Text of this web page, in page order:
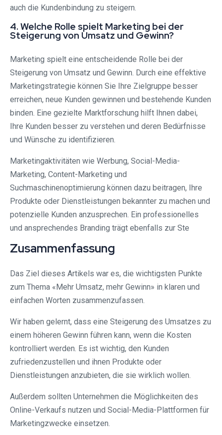
auch die Kundenbindung zu steigern.
4. Welche Rolle spielt Marketing bei der
Steigerung von Umsatz und Gewinn?
Marketing spielt eine entscheidende Rolle bei der
Steigerung von Umsatz und Gewinn. Durch eine effektive
Marketingstrategie können Sie Ihre Zielgruppe besser
erreichen, neue Kunden gewinnen und bestehende Kunden
binden. Eine gezielte Marktforschung hilft Ihnen dabei,
Ihre Kunden besser zu verstehen und deren Bedürfnisse
und Wünsche zu identifizieren.
Marketingaktivitäten wie Werbung, Social-Media-
Marketing, Content-Marketing und
Suchmaschinenoptimierung können dazu beitragen, Ihre
Produkte oder Dienstleistungen bekannter zu machen und
potenzielle Kunden anzusprechen. Ein professionelles
und ansprechendes Branding trägt ebenfalls zur Ste
Zusammenfassung
Das Ziel dieses Artikels war es, die wichtigsten Punkte
zum Thema «Mehr Umsatz, mehr Gewinn» in klaren und
einfachen Worten zusammenzufassen.
Wir haben gelernt, dass eine Steigerung des Umsatzes zu
einem höheren Gewinn führen kann, wenn die Kosten
kontrolliert werden. Es ist wichtig, den Kunden
zufriedenzustellen und ihnen Produkte oder
Dienstleistungen anzubieten, die sie wirklich wollen.
Außerdem sollten Unternehmen die Möglichkeiten des
Online-Verkaufs nutzen und Social-Media-Plattformen für
Marketingzwecke einsetzen.